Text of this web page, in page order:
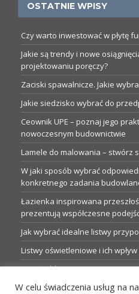
OSTATNIE WPISY
Czy warto inwestować w płytę
Jakie są trendy i nowe
projektowaniu poręczy?
Zaciski spawalnicze. Jakie
Jakie siedzisko wybrać do
Ceownik UPE – poznaj jego
nowoczesnym budownictwie
Lamele do malowania – stwórz
W jaki sposób wybrać
konkretnego zadania
Łazienka inspirowana
prezentują współczesne
Jak wybrać idealne listwy
Listwy oświetleniowe i ich
Garaże blaszane: Nieocenione
Profesjonalne hurtownie dla
W celu świadczenia usług na